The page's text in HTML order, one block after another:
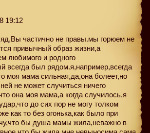
19:12
частично не правы.мы горюем не
привычный образ жизни,а
любимого и родного
всегда был рядом.я,например,всегда
моя мама сильная,да,она болеет,но
не может случиться ничего
она моя мама,а когда случилось,я
до сих пор не могу толком
как то без огонька,как было при
бы душа мамы жила,неважно в